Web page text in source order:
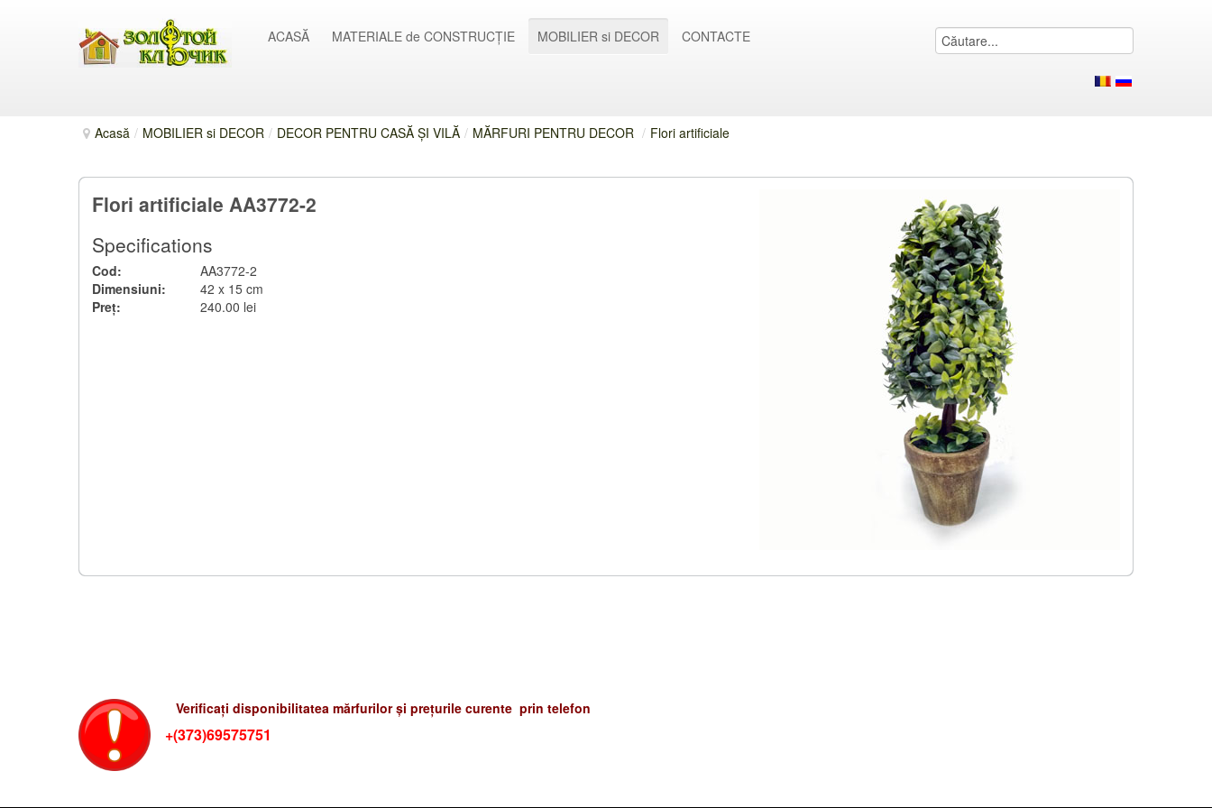
ACASĂ MATERIALE de CONSTRUCȚIE MOBILIER si DECOR CONTACTE
Acasă / MOBILIER si DECOR / DECOR PENTRU CASĂ ȘI VILĂ / MĂRFURI PENTRU DECOR / Flori artificiale
Flori artificiale AA3772-2
Specifications
Cod:
AA3772-2
Dimensiuni:
42 x 15 cm
Preț:
240.00 lei
Verificați disponibilitatea mărfurilor și prețurile curente prin telefon
+(373)69575751